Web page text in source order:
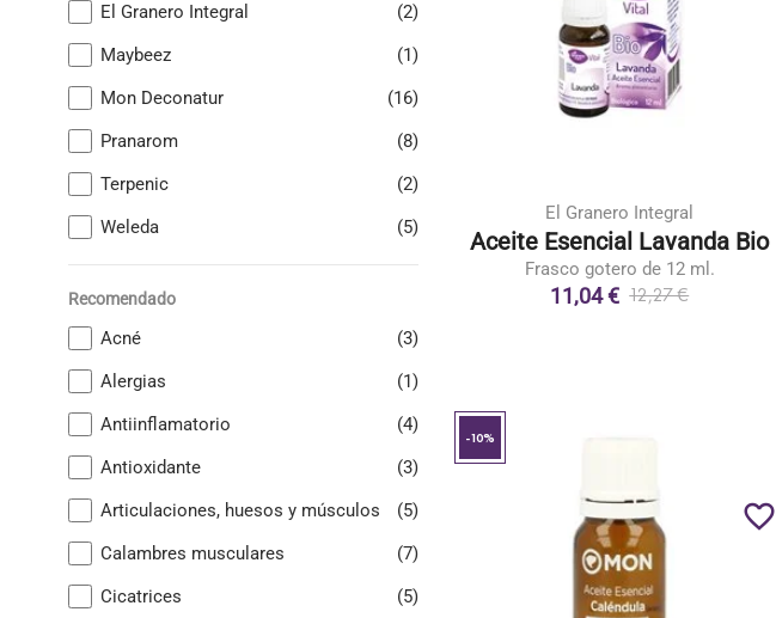
El Granero Integral
(2)
Maybeez
(1)
Mon Deconatur
(16)
Pranarom
(8)
Terpenic
(2)
Weleda
(5)
Recomendado
Acné
(3)
Alergias
(1)
Antiinflamatorio
(4)
Antioxidante
(3)
Articulaciones, huesos y músculos
(5)
Calambres musculares
(7)
Cicatrices
(5)
El Granero Integral
Aceite Esencial Lavanda Bio
Frasco gotero de 12 ml.
11,04 € 12,27 €
-10%
favorite_border